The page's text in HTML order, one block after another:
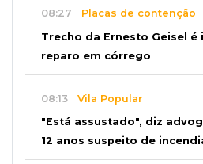
08:27 Placas de contenção
Trecho da Ernesto Geisel
reparo em córrego
08:13 Vila Popular
"Está assustado", diz
12 anos suspeito de